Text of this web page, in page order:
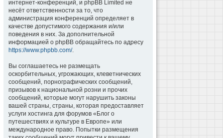
интернет-конференций, и phpBB Limited не
несёт ответственности за то, что
администрация конференций определяет в
качестве допустимого содержания и/или
поведения в них. За дополнительной
информацией о phpBB обращайтесь по адресу
https://www.phpbb.com/.
Вы соглашаетесь не размещать
оскорбительных, угрожающих, клеветнических
сообщений, порнографических сообщений,
призывов к национальной розни и прочих
сообщений, которые могут нарушить законы
вашей страны, страны, которая предоставляет
услуги хостинга для форумов «Блог о
путешествиях и культуре в Европе» или
международное право. Попытки размещения